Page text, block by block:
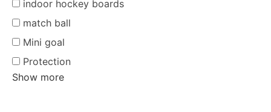
indoor hockey boards
match ball
Mini goal
Protection
Show more